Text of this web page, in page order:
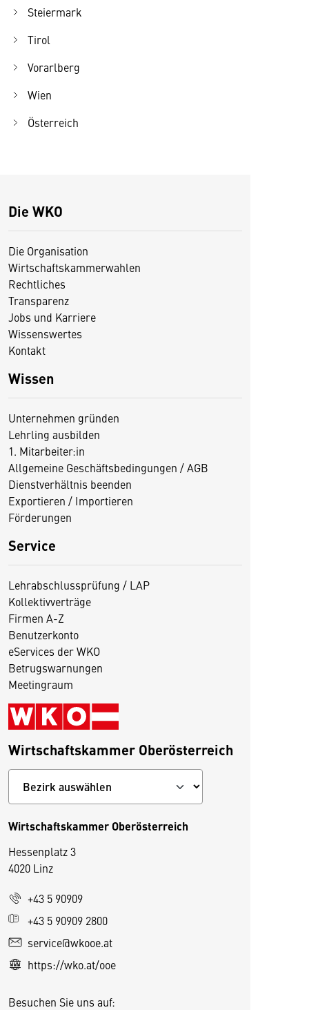
Steiermark
Tirol
Vorarlberg
Wien
Österreich
Die WKO
Die Organisation
Wirtschaftskammerwahlen
Rechtliches
Transparenz
Jobs und Karriere
Wissenswertes
Kontakt
Wissen
Unternehmen gründen
Lehrling ausbilden
1. Mitarbeiter:in
Allgemeine Geschäftsbedingungen / AGB
Dienstverhältnis beenden
Exportieren / Importieren
Förderungen
Service
Lehrabschlussprüfung / LAP
Kollektivverträge
Firmen A-Z
Benutzerkonto
eServices der WKO
Betrugswarnungen
Meetingraum
Wirtschaftskammer Oberösterreich
Wirtschaftskammer Oberösterreich
Hessenplatz 3
4020 Linz
+43 5 90909
+43 5 90909 2800
service@wkooe.at
https://wko.at/ooe
Besuchen Sie uns auf:
i
e
e